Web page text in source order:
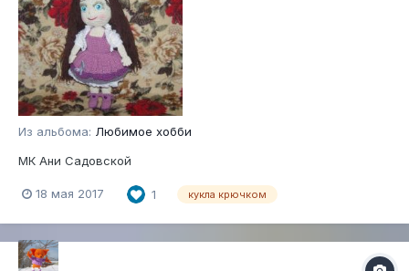
Из альбома: Любимое хобби
МК Ани Садовской
18 мая 2017 1 кукла крючком